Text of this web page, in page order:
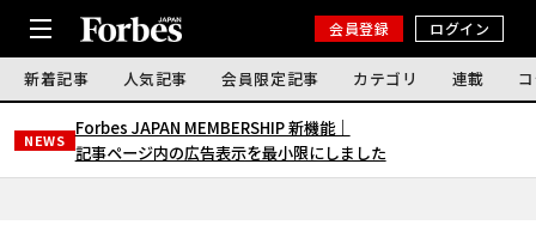
会員登録 ログイン
新着記事 人気記事 会員限定記事 カテゴリ 連載
NEWS
Forbes JAPAN MEMBERSHIP 新機能｜
記事ページ内の広告表示を最小限にしました